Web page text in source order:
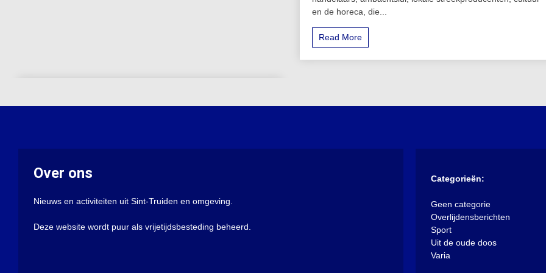
en de horeca, die...
Read More
Over ons
Nieuws en activiteiten uit Sint-Truiden en omgeving.
Deze website wordt puur als vrijetijdsbesteding beheerd.
Categorieën:
Geen categorie
Overlijdensberichten
Sport
Uit de oude doos
Varia